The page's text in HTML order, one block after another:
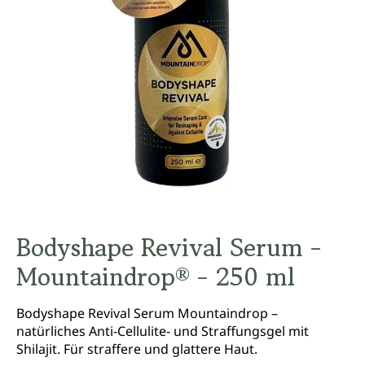
Bodyshape Revival Serum -
Mountaindrop® - 250 ml
Bodyshape Revival Serum Mountaindrop –
natürliches Anti-Cellulite- und Straffungsgel mit
Shilajit. Für straffere und glattere Haut.